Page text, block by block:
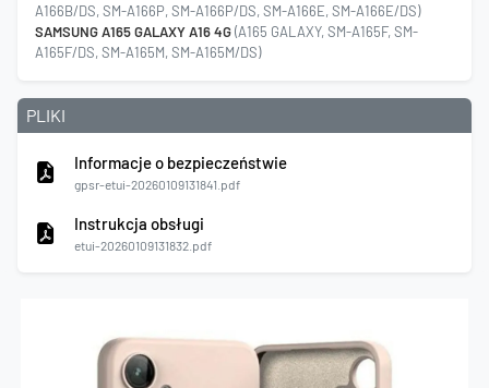
A166B/DS, SM-A166P, SM-A166P/DS, SM-A166E, SM-A166E/DS)
SAMSUNG A165 GALAXY A16 4G(A165 GALAXY, SM-A165F, SM-
A165F/DS, SM-A165M, SM-A165M/DS)
PLIKI
Informacje o bezpieczeństwie
gpsr-etui-20260109131841.pdf
Instrukcja obsługi
etui-20260109131832.pdf